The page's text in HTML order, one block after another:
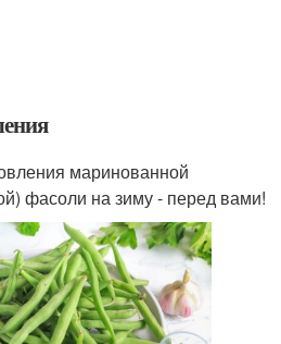
маринованной
фасоли на зиму - перед вами!